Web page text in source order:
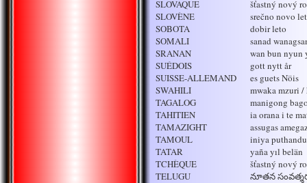
SLOVAQUE
šťastný nový
SLOVÈNE
srečno novo
SOBOTA
dobir leto
SOMALI
sanad
SRANAN
wan bun nyun
SUÉDOIS
gott nytt år
SUISSE-ALLEMAND
es guets Nöis
SWAHILI
mwaka mzuri /
TAGALOG
manigong
TAHITIEN
ia orana i te
TAMAZIGHT
assugas
TAMOUL
iniya
TATAR
yaña yıl belän
TCHÈQUE
šťastný nový
TELUGU
నూతన సంవత్శర